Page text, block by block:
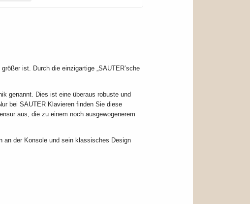
ist. Durch die einzigartige „SAUTER’sche
genannt. Dies ist eine überaus robuste und
bei SAUTER Klavieren finden Sie diese
aus, die zu einem noch ausgewogenerem
an der Konsole und sein klassisches Design